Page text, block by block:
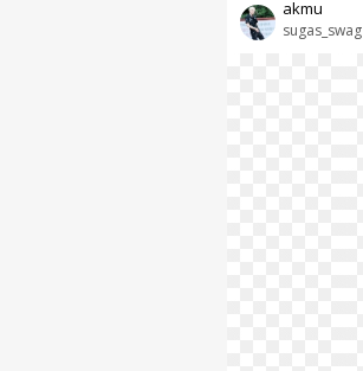
sugas_swag
akmu